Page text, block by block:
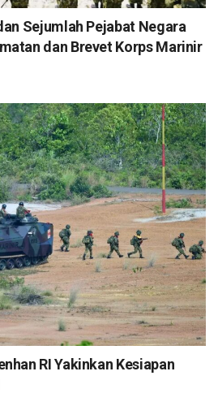
Sejumlah Pejabat Negara
dan Brevet Korps Marinir
RI Yakinkan Kesiapan